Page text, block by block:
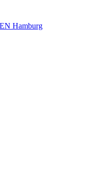
Hamburg